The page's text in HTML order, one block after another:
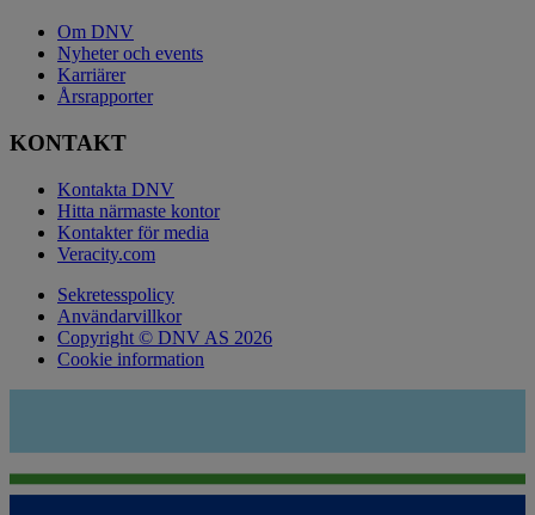
Om DNV
Nyheter och events
Karriärer
Årsrapporter
KONTAKT
Kontakta DNV
Hitta närmaste kontor
Kontakter för media
Veracity.com
Sekretesspolicy
Användarvillkor
Copyright © DNV AS 2026
Cookie information